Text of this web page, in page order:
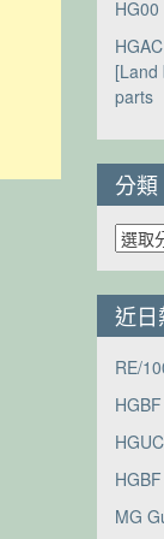
HG00
[Land
parts
分類
分
類
近日
RE/
MG